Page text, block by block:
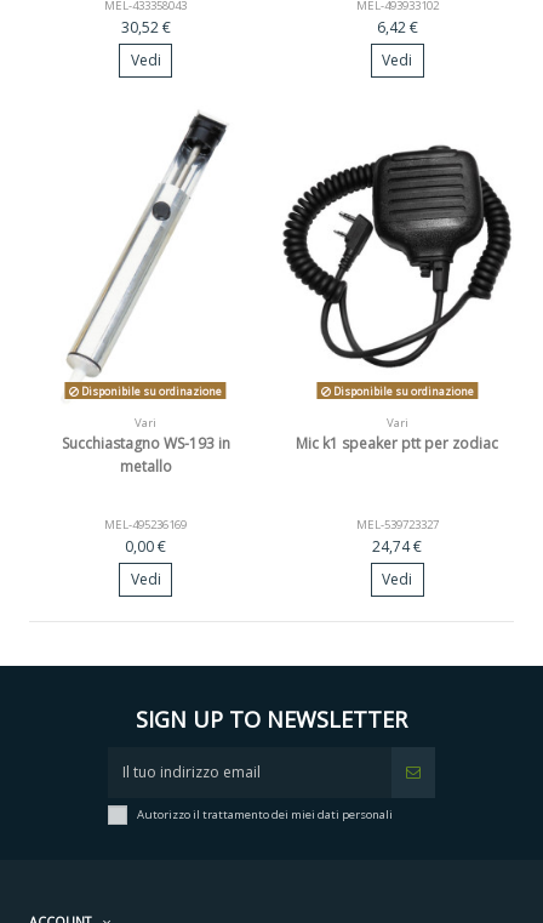
MEL-433358043
30,52 €
Vedi
MEL-493933102
6,42 €
Vedi
Disponibile su ordinazione
Vari
Succhiastagno WS-193 in
metallo
MEL-495236169
0,00 €
Vedi
Disponibile su ordinazione
Vari
Mic k1 speaker ptt per zodiac
MEL-539723327
24,74 €
Vedi
SIGN UP TO NEWSLETTER
Autorizzo il trattamento dei miei dati personali